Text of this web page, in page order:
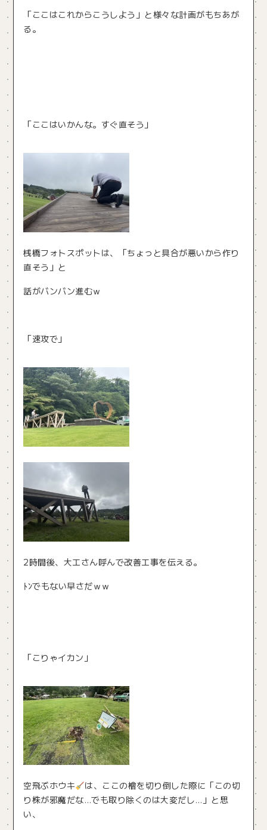
「ここはこれからこうしよう」と様々な計画がもちあが
る。
「ここはいかんな。すぐ直そう」
桟橋フォトスポットは、「ちょっと具合が悪いから作り
直そう」と
話がバンバン進むｗ
「速攻で」
2時間後、大工さん呼んで改善工事を伝える。
ﾄﾝでもない早さだｗｗ
「こりゃイカン」
空飛ぶホウキ
は、ここの檜を切り倒した際に「この切
り株が邪魔だな…でも取り除くのは大変だし…」と思
い、